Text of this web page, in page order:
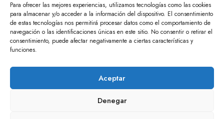
Para ofrecer las mejores experiencias, utilizamos tecnologías como las cookies
para almacenar y/o acceder a la información del dispositivo. El consentimiento
de estas tecnologías nos permitirá procesar datos como el comportamiento de
navegación o las identificaciones únicas en este sitio. No consentir o retirar el
consentimiento, puede afectar negativamente a ciertas características y
funciones.
Aceptar
Denegar